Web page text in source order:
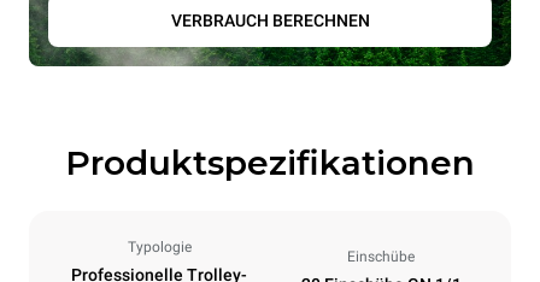
VERBRAUCH BERECHNEN
Produktspezifikationen
Typologie
Professionelle Trolley-
Einschübe